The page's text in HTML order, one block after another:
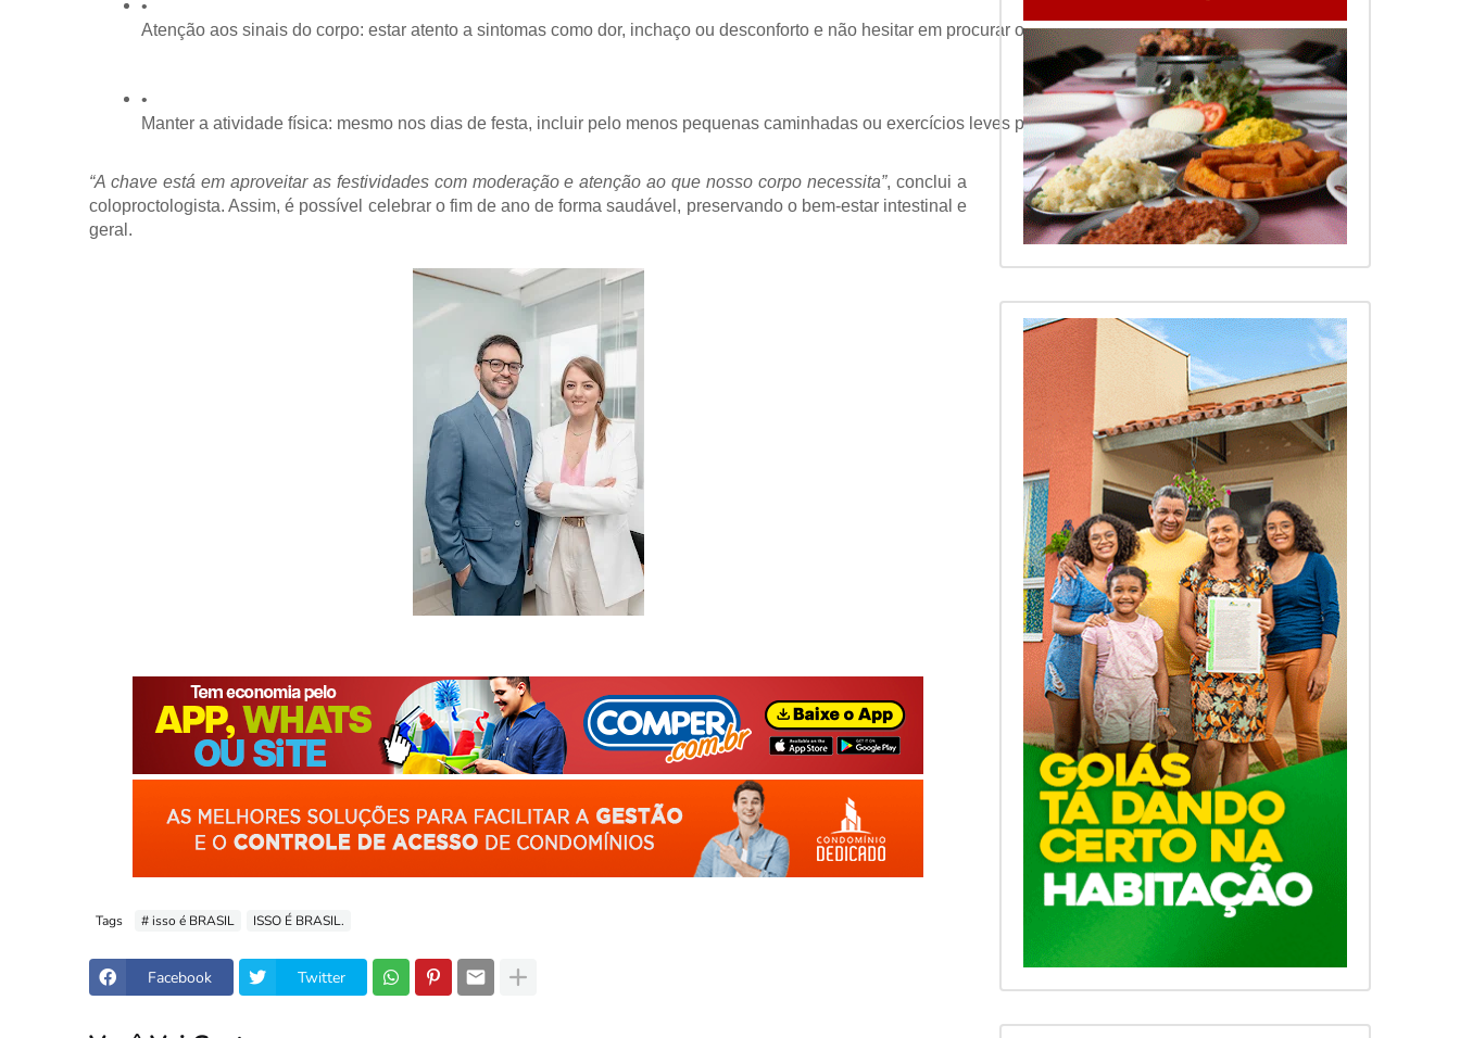
Atenção aos sinais do corpo: estar atento a sintomas como dor, inchaço ou desconforto e não hesitar em procurar orientação médica caso persistam.
Manter a atividade física: mesmo nos dias de festa, incluir pelo menos pequenas caminhadas ou exercícios leves para auxiliar na digestão.
“A chave está em aproveitar as festividades com moderação e atenção ao que nosso corpo necessita”, conclui a
coloproctologista. Assim, é possível celebrar o fim de ano de forma saudável, preservando o bem-estar intestinal e
geral.
Tags # isso é BRASIL ISSO É BRASIL.
Facebook Twitter